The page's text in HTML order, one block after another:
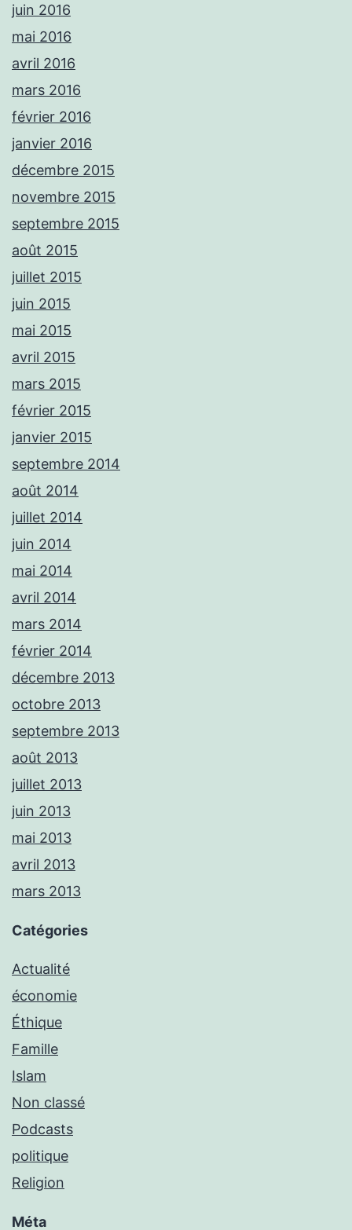
juin 2016
mai 2016
avril 2016
mars 2016
février 2016
janvier 2016
décembre 2015
novembre 2015
septembre 2015
août 2015
juillet 2015
juin 2015
mai 2015
avril 2015
mars 2015
février 2015
janvier 2015
septembre 2014
août 2014
juillet 2014
juin 2014
mai 2014
avril 2014
mars 2014
février 2014
décembre 2013
octobre 2013
septembre 2013
août 2013
juillet 2013
juin 2013
mai 2013
avril 2013
mars 2013
Catégories
Actualité
économie
Éthique
Famille
Islam
Non classé
Podcasts
politique
Religion
Méta